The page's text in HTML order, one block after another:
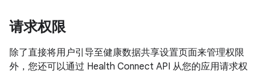
请求权限
除了直接将用户引导至健康数据共享设置页面来管理权限
外，您还可以通过 Health Connect API 从您的应用请求权